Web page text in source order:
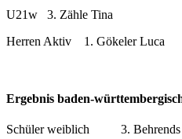
U21w 3. Zähle Tina
Herren Aktiv 1. Gökeler Luca
Ergebnis baden-
Schüler weiblich 3. Behrends